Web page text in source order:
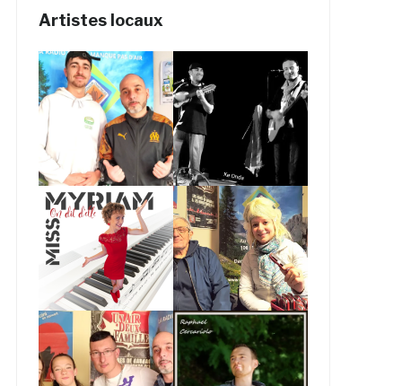
Artistes locaux